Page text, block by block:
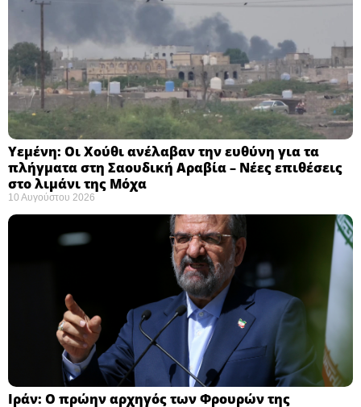
Υεμένη: Οι Χούθι ανέλαβαν την ευθύνη για τα
πλήγματα στη Σαουδική Αραβία – Νέες επιθέσεις
στο λιμάνι της Μόχα ​
10 Αυγούστου 2026
Ιράν: Ο πρώην αρχηγός των Φρουρών της